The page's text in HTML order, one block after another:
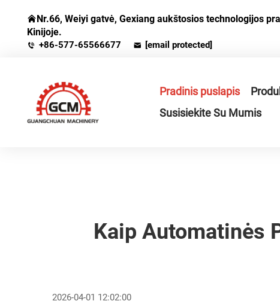
Nr.66, Weiyi gatvė, Gexiang aukštosios technologijos
Kinijoje.
+86-577-65566677 [email protected]
Pradinis puslapis
Susisiekite Su Mumis
Kaip Automatinės
2026-04-01 12:02:00